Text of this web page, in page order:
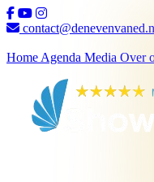
Ga naar inhoud
Home Agenda Media Over